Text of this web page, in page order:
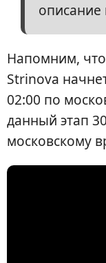
описание
Напомним, что
Strinova
02:00 по
данный этап
московскому